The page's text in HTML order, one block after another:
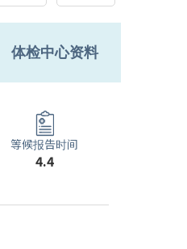
体检中心资料
等候报告时间
4.4